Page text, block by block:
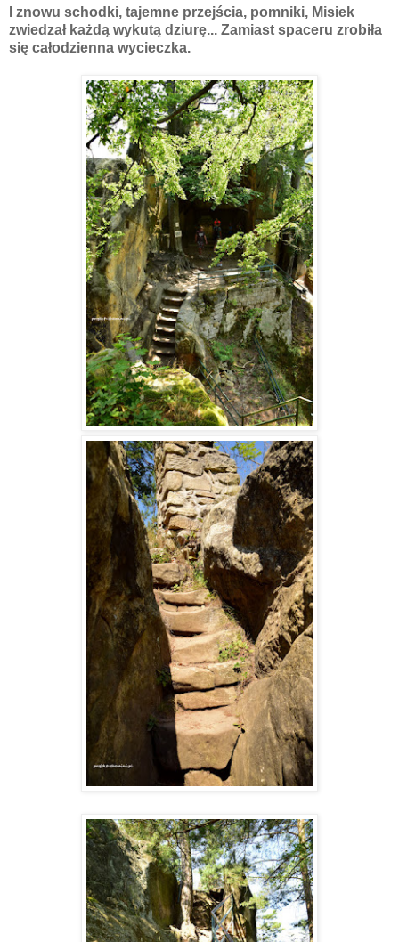
I znowu schodki, tajemne przejścia, pomniki, Misiek
zwiedzał każdą wykutą dziurę... Zamiast spaceru zrobiła
się całodzienna wycieczka.